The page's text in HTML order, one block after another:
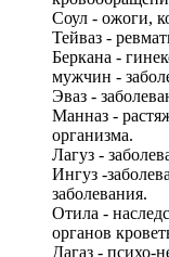
Соул - ожоги,
Тейваз -
Беркана -
мужчин -
Эваз -
Манназ -
организма.
Лагуз -
Ингуз -
заболевания.
Отила -
органов
Дагаз - психо-